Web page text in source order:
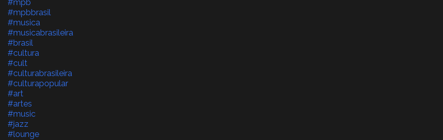
#mpb
#mpbbrasil
#musica
#musicabrasileira
#brasil
#cultura
#cult
#culturabrasileira
#culturapopular
#art
#artes
#music
#jazz
#lounge